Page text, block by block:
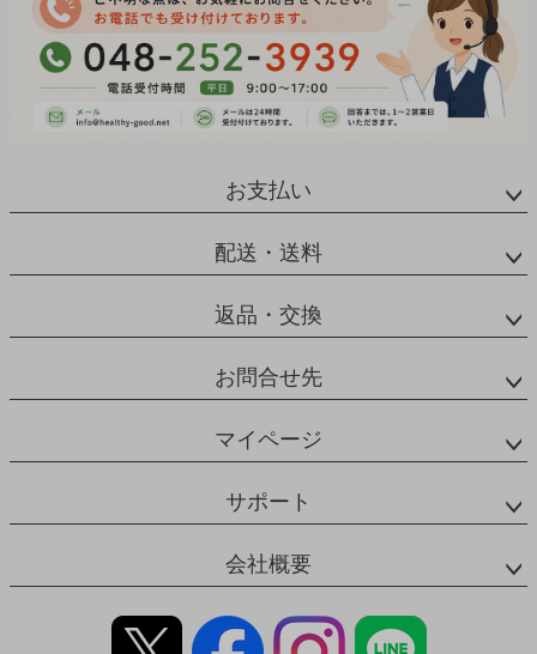
お支払い
配送・送料
返品・交換
お問合せ先
マイページ
サポート
会社概要